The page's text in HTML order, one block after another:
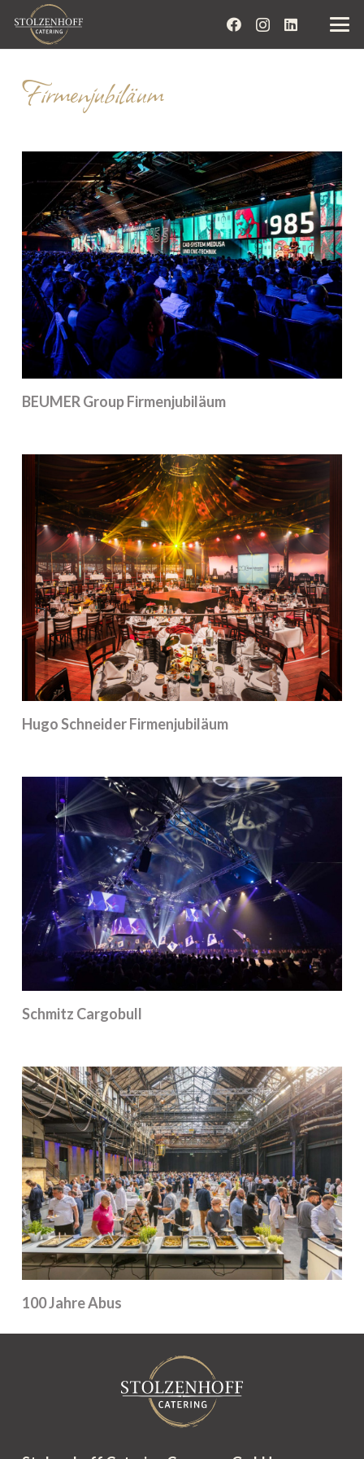
Firmenjubiläum
BEUMER Group Firmenjubiläum
Hugo Schneider Firmenjubiläum
Schmitz Cargobull
100 Jahre Abus